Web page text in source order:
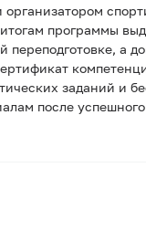
организатором
программы
переподготовке, а
заданий и
после